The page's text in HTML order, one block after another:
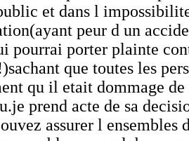
et dans l
peur d un
pourrai porter plainte
que toutes les
qu il etait dommage
prend acte de sa
assurer l ensembles